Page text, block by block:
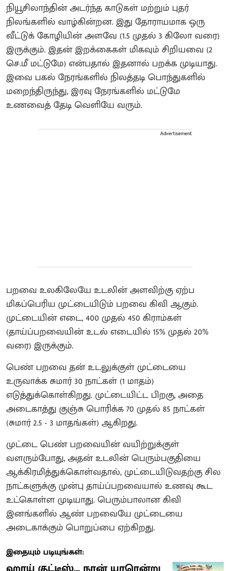
நியூசிலாந்தின் அடர்ந்த காடுகள் மற்றும் புதர்
நிலங்களில் வாழ்கின்றன. இது தோராயமாக ஒரு
வீட்டுக் கோழியின் அளவே (1.5 முதல் 3 கிலோ வரை)
இருக்கும். இதன் இறக்கைகள் மிகவும் சிறியவை (2
செ.மீ மட்டுமே) என்பதால் இதனால் பறக்க முடியாது.
இவை பகல் நேரங்களில் நிலத்தடி பொந்துகளில்
மறைந்திருந்து, இரவு நேரங்களில் மட்டுமே
உணவைத் தேடி வெளியே வரும்.
Advertisement
பறவை உலகிலேயே உடலின் அளவிற்கு ஏற்ப
மிகப்பெரிய முட்டையிடும் பறவை கிவி ஆகும்.
முட்டையின் எடை, 400 முதல் 450 கிராம்கள்
(தாய்ப்பறவையின் உடல் எடையில் 15% முதல் 20%
வரை) இருக்கும்.
பெண் பறவை தன் உடலுக்குள் முட்டையை
உருவாக்க சுமார் 30 நாட்கள் (1 மாதம்)
எடுத்துக்கொள்கிறது. முட்டையிட்ட பிறகு, அதை
அடைகாத்து குஞ்சு பொரிக்க 70 முதல் 85 நாட்கள்
(சுமார் 2.5 - 3 மாதங்கள்) ஆகிறது.
முட்டை பெண் பறவையின் வயிற்றுக்குள்
வளரும்போது, அதன் உடலின் பெரும்பகுதியை
ஆக்கிரமித்துக்கொள்வதால், முட்டையிடுவதற்கு சில
நாட்களுக்கு முன்பு தாய்ப்பறவையால் உணவு கூட
உட்கொள்ள முடியாது. பெரும்பாலான கிவி
இனங்களில் ஆண் பறவையே முட்டையை
அடைகாக்கும் பொறுப்பை ஏற்கிறது.
இதையும் படியுங்கள்: